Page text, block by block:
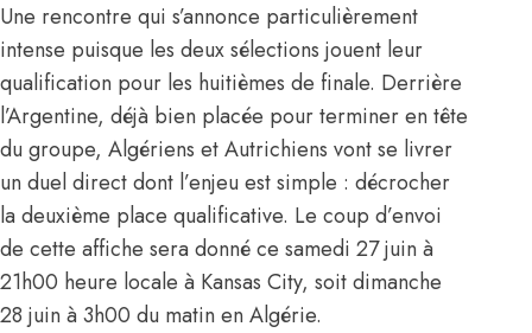
Une rencontre qui s’annonce particulièrement
intense puisque les deux sélections jouent leur
qualification pour les huitièmes de finale. Derrière
l’Argentine, déjà bien placée pour terminer en tête
du groupe, Algériens et Autrichiens vont se livrer
un duel direct dont l’enjeu est simple : décrocher
la deuxième place qualificative. Le coup d’envoi
de cette affiche sera donné ce samedi 27 juin à
21h00 heure locale à Kansas City, soit dimanche
28 juin à 3h00 du matin en Algérie.